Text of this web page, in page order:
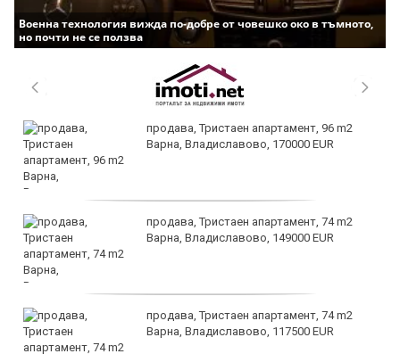
Военна технология вижда по-добре от човешко око в тъмното,
но почти не се ползва
продава, Тристаен апартамент, 96 m2
Варна, Владиславово, 170000 EUR
продава, Тристаен апартамент, 74 m2
Варна, Владиславово, 149000 EUR
продава, Тристаен апартамент, 74 m2
Варна, Владиславово, 117500 EUR